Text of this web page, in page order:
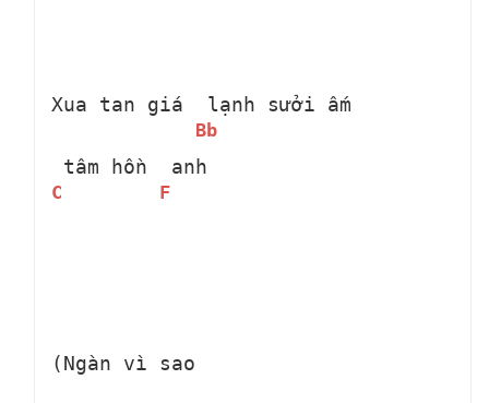
Xua tan giá
Bb
lạnh sưởi ấm
C
tâm hồn
F
anh
(Ngàn vì sao